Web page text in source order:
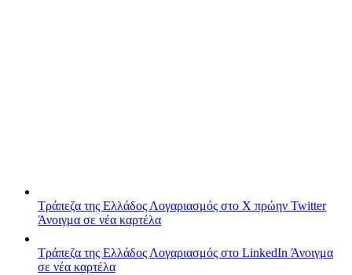
Τράπεζα της Ελλάδος Λογαριασμός στο X πρώην Twitter
Άνοιγμα σε νέα καρτέλα
Τράπεζα της Ελλάδος Λογαριασμός στο LinkedIn Άνοιγμα
σε νέα καρτέλα